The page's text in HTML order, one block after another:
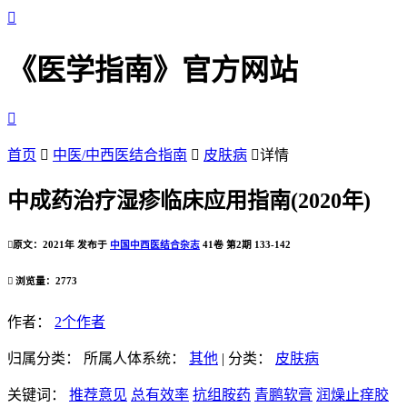

《医学指南》官方网站

首页  中医/中西医结合指南  皮肤病 详情
中成药治疗湿疹临床应用指南(2020年)
原文：2021年 发布于 中国中西医结合杂志 41卷 第2期 133-142
 浏览量：2773
作者： 2个作者
归属分类： 所属人体系统： 其他 | 分类： 皮肤病
关键词： 推荐意见 总有效率 抗组胺药 青鹏软膏 润燥止痒胶